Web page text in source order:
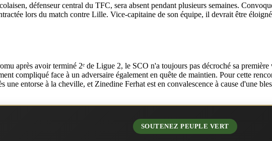
défenseur central du TFC, sera absent pendant plusieurs semaines.
lors du match contre Lille. Vice-capitaine de son équipe, il devrait être
après avoir terminé 2ᵉ de Ligue 2, le SCO n'a toujours pas décroché sa
compliqué face à un adversaire également en quête de maintien. Pour cette
une entorse à la cheville, et Zinedine Ferhat est en convalescence à cause d'une
SOUTENEZ PEUPLE VERT